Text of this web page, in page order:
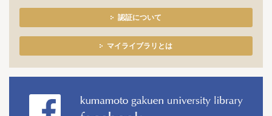
認証について
マイライブラリとは